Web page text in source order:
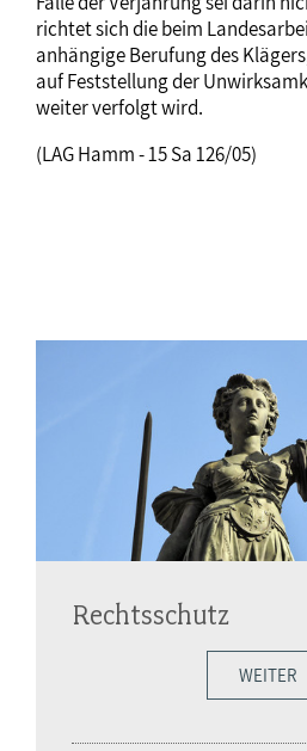
richtet sich die beim
anhängige Berufung des
auf Feststellung der
weiter verfolgt wird.
(LAG Hamm - 15 Sa 126/05)
Rechtsschutz
WEITER